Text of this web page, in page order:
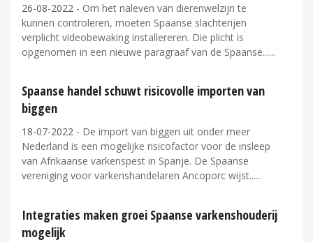
26-08-2022 - Om het naleven van dierenwelzijn te
kunnen controleren, moeten Spaanse slachterijen
verplicht videobewaking installereren. Die plicht is
opgenomen in een nieuwe paragraaf van de Spaanse...
Spaanse handel schuwt risicovolle importen van
biggen
18-07-2022 - De import van biggen uit onder meer
Nederland is een mogelijke risicofactor voor de insleep
van Afrikaanse varkenspest in Spanje. De Spaanse
vereniging voor varkenshandelaren Ancoporc wijst...
Integraties maken groei Spaanse varkenshouderij
mogelijk